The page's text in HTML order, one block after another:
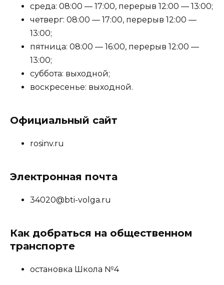
среда: 08:00 — 17:00, перерыв 12:00 — 13:00;
четверг: 08:00 — 17:00, перерыв 12:00 —
13:00;
пятница: 08:00 — 16:00, перерыв 12:00 —
13:00;
суббота: выходной;
воскресенье: выходной.
Официальный сайт
rosinv.ru
Электронная почта
34020@bti-volga.ru
Как добраться на общественном
транспорте
остановка Школа №4